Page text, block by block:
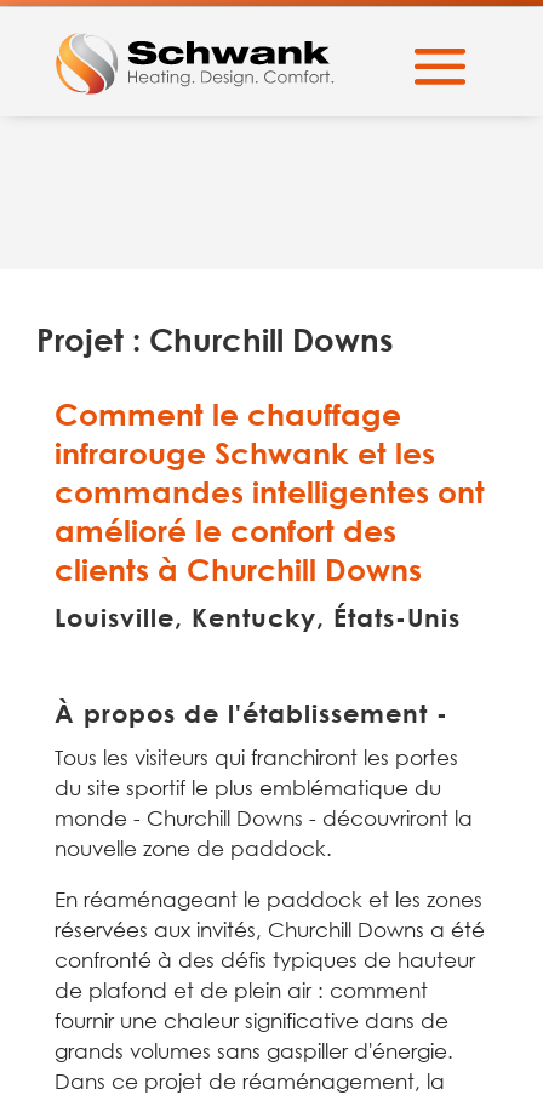
Projet : Churchill Downs
Comment le chauffage
infrarouge Schwank et les
commandes intelligentes ont
amélioré le confort des
clients à Churchill Downs
Louisville, Kentucky, États-Unis
À propos de l'établissement -
Tous les visiteurs qui franchiront les portes
du site sportif le plus emblématique du
monde - Churchill Downs - découvriront la
nouvelle zone de paddock.
En réaménageant le paddock et les zones
réservées aux invités, Churchill Downs a été
confronté à des défis typiques de hauteur
de plafond et de plein air : comment
fournir une chaleur significative dans de
grands volumes sans gaspiller d'énergie.
Dans ce projet de réaménagement, la